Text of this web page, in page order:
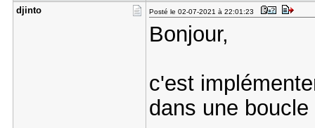
djinto Posté le 02-07-2021 à 22:01:23
Bonjour,
c'est
dans une